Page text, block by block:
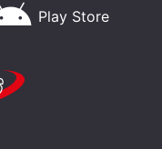
Play Store